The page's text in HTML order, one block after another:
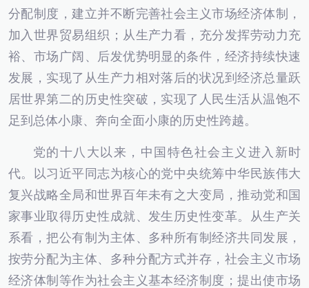
分配制度，建立并不断完善社会主义市场经济体制，
加入世界贸易组织；从生产力看，充分发挥劳动力充
裕、市场广阔、后发优势明显的条件，经济持续快速
发展，实现了从生产力相对落后的状况到经济总量跃
居世界第二的历史性突破，实现了人民生活从温饱不
足到总体小康、奔向全面小康的历史性跨越。
党的十八大以来，中国特色社会主义进入新时
代。以习近平同志为核心的党中央统筹中华民族伟大
复兴战略全局和世界百年未有之大变局，推动党和国
家事业取得历史性成就、发生历史性变革。从生产关
系看，把公有制为主体、多种所有制经济共同发展，
按劳分配为主体、多种分配方式并存，社会主义市场
经济体制等作为社会主义基本经济制度；提出使市场